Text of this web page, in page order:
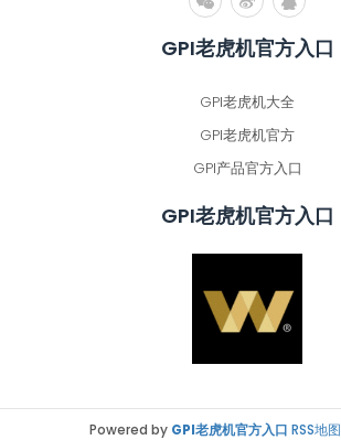
GPI老虎机官方入口
GPI老虎机大全
GPI老虎机官方
GPI产品官方入口
GPI老虎机官方入口
Powered by GPI老虎机官方入口 RSS地图